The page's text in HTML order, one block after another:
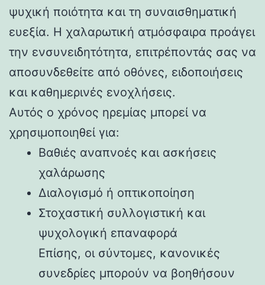
ψυχική ποιότητα και τη συναισθηματική
ευεξία. Η χαλαρωτική ατμόσφαιρα προάγει
την ενσυνειδητότητα, επιτρέποντάς σας να
αποσυνδεθείτε από οθόνες, ειδοποιήσεις
και καθημερινές ενοχλήσεις.
Αυτός ο χρόνος ηρεμίας μπορεί να
χρησιμοποιηθεί για:
Βαθιές αναπνοές και ασκήσεις
χαλάρωσης
Διαλογισμό ή οπτικοποίηση
Στοχαστική συλλογιστική και
ψυχολογική επαναφορά
Επίσης, οι σύντομες, κανονικές
συνεδρίες μπορούν να βοηθήσουν